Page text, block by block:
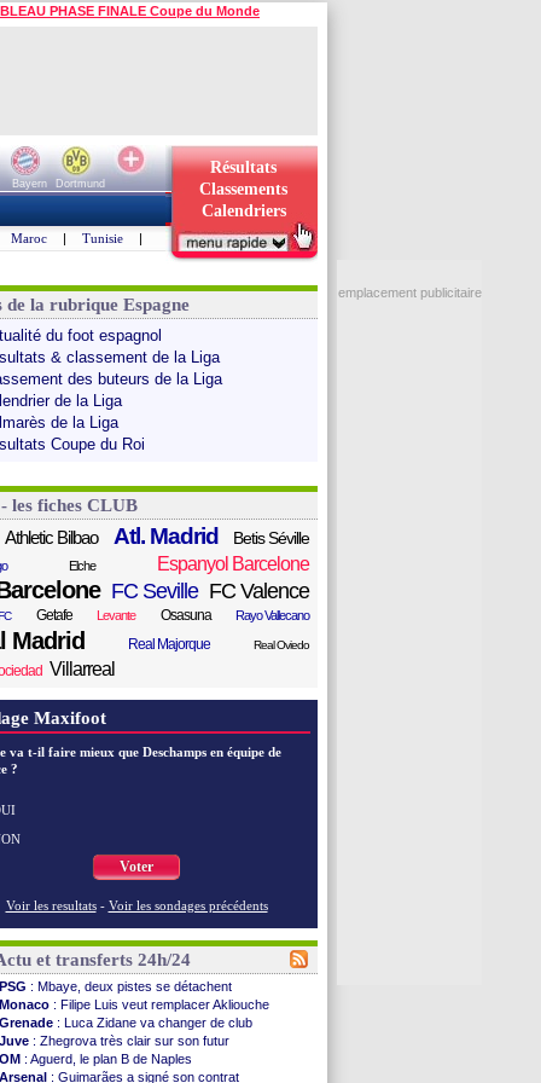
PHASE FINALE Coupe du Monde
Bayern
Dortmund
Résultats
Classements
Calendriers
Maroc | Tunisie |
de la rubrique Espagne
du foot espagnol
& classement de la Liga
des buteurs de la Liga
de la Liga
de la Liga
Coupe du Roi
les fiches CLUB
Athletic Bilbao Atl. Madrid Betis Séville
Elche Espanyol Barcelone
FC Seville FC Valence
Getafe Levante Osasuna Rayo Vallecano
Madrid Real Majorque Real Oviedo
Villarreal
Maxifoot
va t-il faire mieux que Deschamps en équipe de
?
Voter
Voir les resultats - Voir les sondages précédents
et transferts 24h/24
PSG : Mbaye, deux pistes se détachent
Monaco : Filipe Luis veut remplacer Akliouche
Grenade : Luca Zidane va changer de club
Juve : Zhegrova très clair sur son futur
OM : Aguerd, le plan B de Naples
Arsenal : Guimarães a signé son contrat
emplacement publicitaire